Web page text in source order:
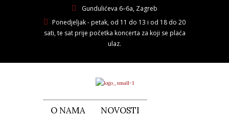
Gundulićeva 6–6a, Zagreb
Ponedjeljak - petak, od 11 do 13 i od 18 do 20
sati, te sat prije početka koncerta za koji se plaća
ulaz.
O NAMA
NOVOSTI